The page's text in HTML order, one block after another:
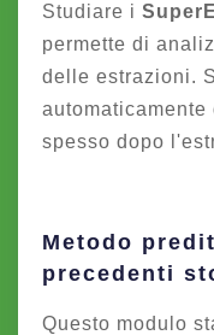
Studiare i
permette di
delle estrazioni.
spesso dopo
Metodo
precedenti
Questo modulo